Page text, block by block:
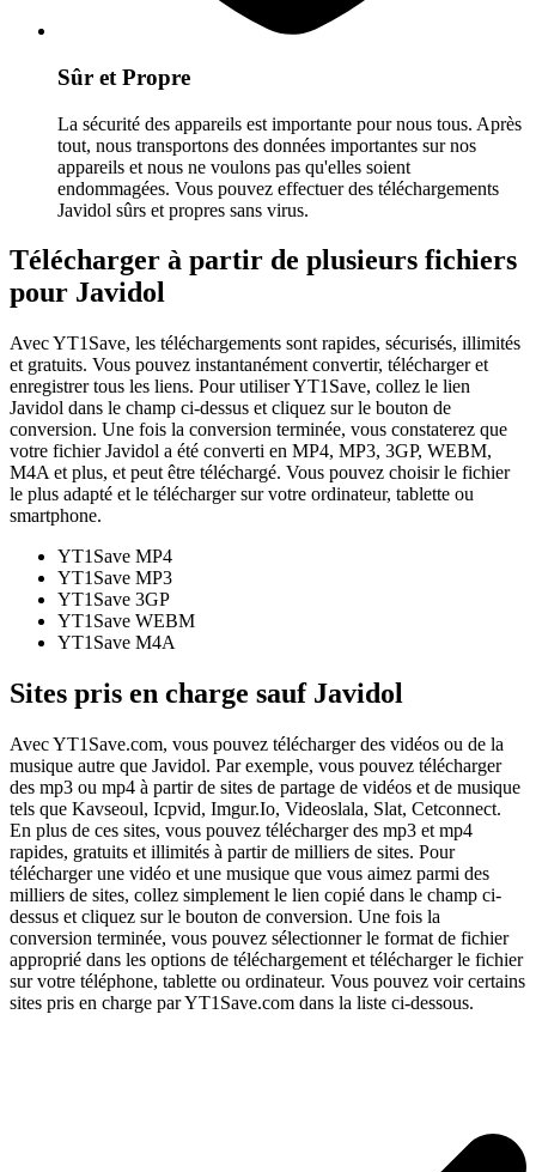
Sûr et Propre
La sécurité des appareils est importante pour nous tous. Après
tout, nous transportons des données importantes sur nos
appareils et nous ne voulons pas qu'elles soient
endommagées. Vous pouvez effectuer des téléchargements
Javidol sûrs et propres sans virus.
Télécharger à partir de plusieurs fichiers
pour Javidol
Avec YT1Save, les téléchargements sont rapides, sécurisés, illimités
et gratuits. Vous pouvez instantanément convertir, télécharger et
enregistrer tous les liens. Pour utiliser YT1Save, collez le lien
Javidol dans le champ ci-dessus et cliquez sur le bouton de
conversion. Une fois la conversion terminée, vous constaterez que
votre fichier Javidol a été converti en MP4, MP3, 3GP, WEBM,
M4A et plus, et peut être téléchargé. Vous pouvez choisir le fichier
le plus adapté et le télécharger sur votre ordinateur, tablette ou
smartphone.
YT1Save MP4
YT1Save MP3
YT1Save 3GP
YT1Save WEBM
YT1Save M4A
Sites pris en charge sauf Javidol
Avec YT1Save.com, vous pouvez télécharger des vidéos ou de la
musique autre que Javidol. Par exemple, vous pouvez télécharger
des mp3 ou mp4 à partir de sites de partage de vidéos et de musique
tels que Kavseoul, Icpvid, Imgur.Io, Videoslala, Slat, Cetconnect.
En plus de ces sites, vous pouvez télécharger des mp3 et mp4
rapides, gratuits et illimités à partir de milliers de sites. Pour
télécharger une vidéo et une musique que vous aimez parmi des
milliers de sites, collez simplement le lien copié dans le champ ci-
dessus et cliquez sur le bouton de conversion. Une fois la
conversion terminée, vous pouvez sélectionner le format de fichier
approprié dans les options de téléchargement et télécharger le fichier
sur votre téléphone, tablette ou ordinateur. Vous pouvez voir certains
sites pris en charge par YT1Save.com dans la liste ci-dessous.